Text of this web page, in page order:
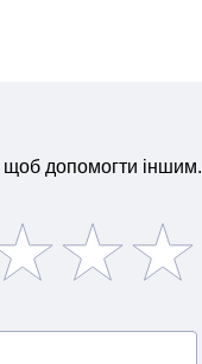
щоб допомогти іншим.